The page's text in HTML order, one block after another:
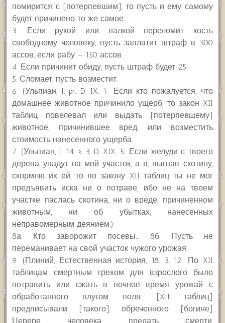
помирится с [потерпевшим], то пусть и ему самому
будет причинено то же самое.
3. Если рукой или палкой переломит кость
свободному человеку, пусть заплатит штраф в 300
ассов, если рабу — 150 ассов.
4. Если причинит обиду, пусть штраф будет 25.
5. Сломает, пусть возместит.
6. (Ульпиан, I. pr. D. IX. 1: Если кто пожалуется, что
домашнее животное причинило ущерб, то закон XII
таблиц повелевал или выдать [потерпевшему]
животное, причинившее вред, или возместить
стоимость нанесенного ущерба.
7. (Ульпиан, I. 14. § 3. D. XIX. 5: Если желуди с твоего
дерева упадут на мой участок, а я, выгнав скотину,
скормлю их ей, то по закону XII таблиц ты не мог
предъявить иска ни о потраве, ибо не на твоем
участке паслась скотина, ни о вреде, причиненном
животным, ни об убытках, нанесенных
неправомерным деянием.)
8а. Кто заворожит посевы… 8б. Пусть не
переманивает на свой участок чужого урожая.
9. (Плиний, Естественная история, 18. 3. 12: По XII
таблицам смертным грехом для взрослого было
потравить или сжать в ночное время урожай с
обработанного плугом поля. [XII таблиц]
предписывали [такого] обреченного [богине]
Церере человека предать смерти.